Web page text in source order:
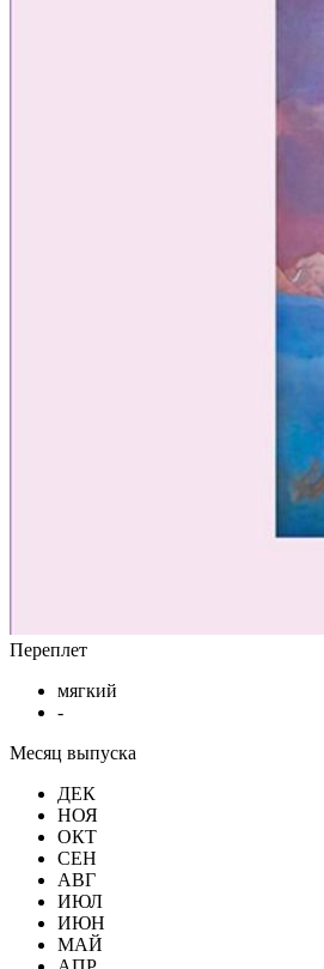
Переплет
мягкий
-
Месяц выпуска
ДЕК
НОЯ
ОКТ
СЕН
АВГ
ИЮЛ
ИЮН
МАЙ